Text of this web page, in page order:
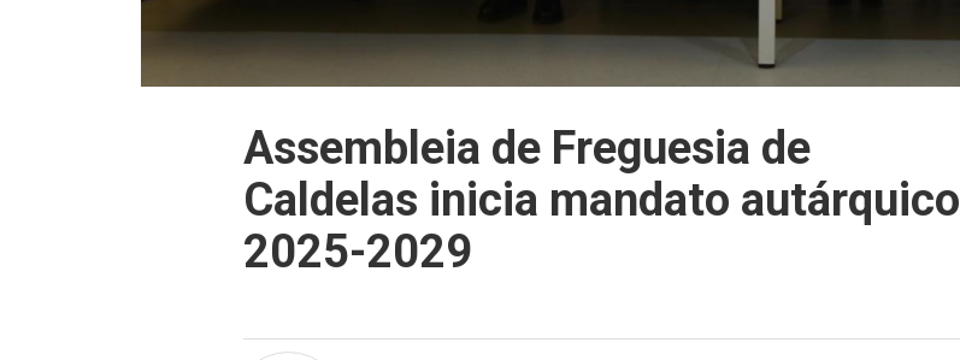
Assembleia de Freguesia de
Caldelas inicia mandato autárquico
2025-2029